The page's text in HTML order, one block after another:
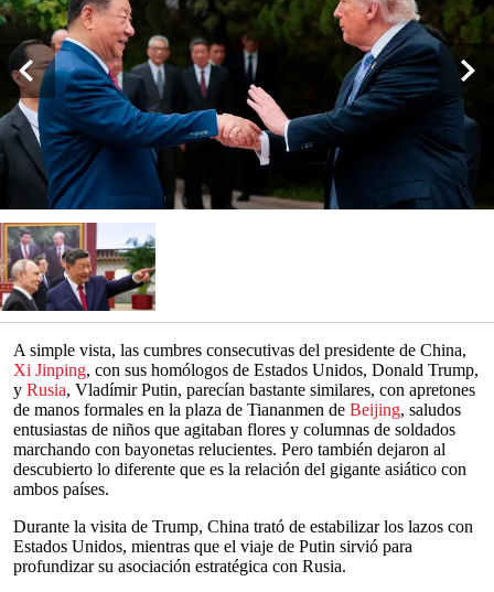
A simple vista, las cumbres consecutivas del presidente de China,
Xi Jinping, con sus homólogos de Estados Unidos, Donald Trump,
y Rusia, Vladímir Putin, parecían bastante similares, con apretones
de manos formales en la plaza de Tiananmen de Beijing, saludos
entusiastas de niños que agitaban flores y columnas de soldados
marchando con bayonetas relucientes. Pero también dejaron al
descubierto lo diferente que es la relación del gigante asiático con
ambos países.
Durante la visita de Trump, China trató de estabilizar los lazos con
Estados Unidos, mientras que el viaje de Putin sirvió para
profundizar su asociación estratégica con Rusia.